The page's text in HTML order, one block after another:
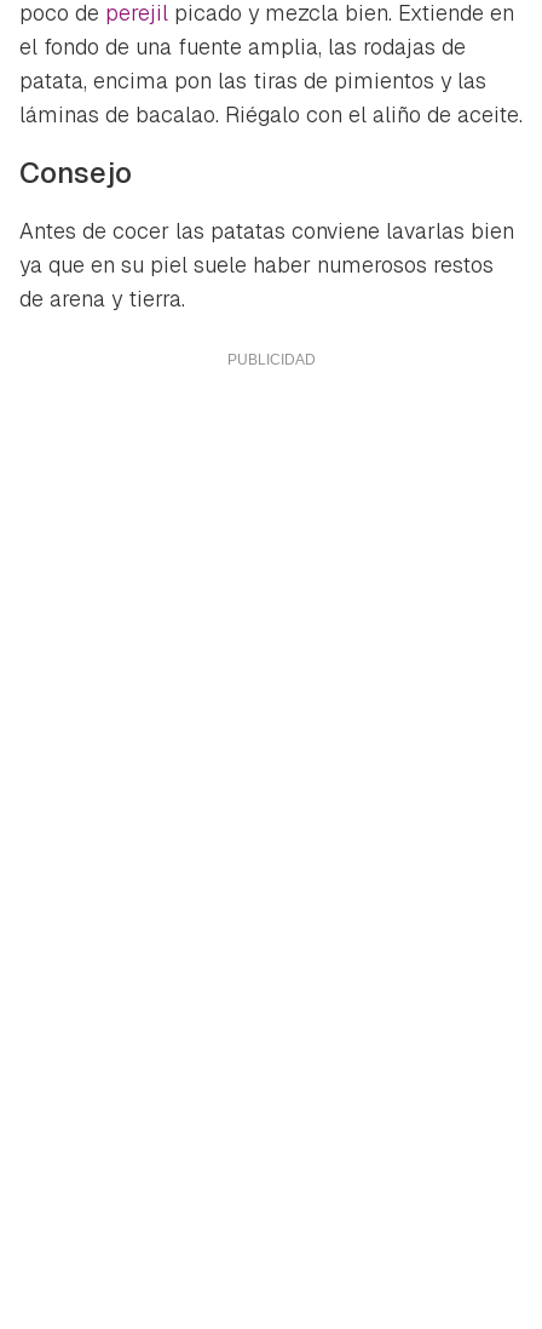
poco de perejil picado y mezcla bien. Extiende en
el fondo de una fuente amplia, las rodajas de
patata, encima pon las tiras de pimientos y las
láminas de bacalao. Riégalo con el aliño de aceite.
Consejo
Antes de cocer las patatas conviene lavarlas bien
ya que en su piel suele haber numerosos restos
de arena y tierra.